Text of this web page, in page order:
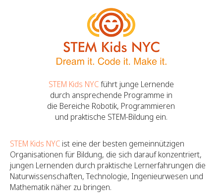
STEM Kids NYCführt junge Lernende
durch ansprechende Programme in
die Bereiche Robotik, Programmieren
und praktische STEM-Bildung ein.
STEM Kids NYC ist eine der besten gemeinnützigen
Organisationen für Bildung, die sich darauf konzentriert,
jungen Lernenden durch praktische Lernerfahrungen die
Naturwissenschaften, Technologie, Ingenieurwesen und
Mathematik näher zu bringen.